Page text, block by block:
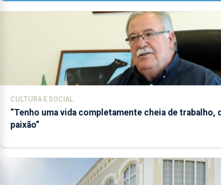
CULTURA E SOCIAL
“Tenho uma vida completamente cheia de trabalho,
paixão”